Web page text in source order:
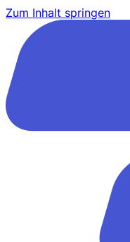
Zum Inhalt springen